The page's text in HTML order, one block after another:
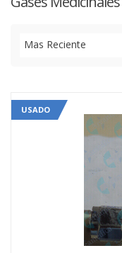
Mas Reciente
USADO